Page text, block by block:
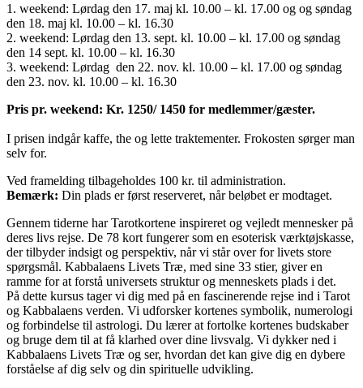
1. weekend: Lørdag den 17. maj kl. 10.00 – kl. 17.00 og og søndag
den 18. maj kl. 10.00 – kl. 16.30
2. weekend: Lørdag den 13. sept. kl. 10.00 – kl. 17.00 og søndag
den 14 sept. kl. 10.00 – kl. 16.30
3. weekend: Lørdag den 22. nov. kl. 10.00 – kl. 17.00 og søndag
den 23. nov. kl. 10.00 – kl. 16.30
Pris pr. weekend: Kr. 1250/ 1450 for medlemmer/gæster.
I prisen indgår kaffe, the og lette traktementer. Frokosten sørger man
selv for.
Ved framelding tilbageholdes 100 kr. til administration.
Bemærk: Din plads er først reserveret, når beløbet er modtaget.
Gennem tiderne har Tarotkortene inspireret og vejledt mennesker på
deres livs rejse. De 78 kort fungerer som en esoterisk værktøjskasse,
der tilbyder indsigt og perspektiv, når vi står over for livets store
spørgsmål. Kabbalaens Livets Træ, med sine 33 stier, giver en
ramme for at forstå universets struktur og menneskets plads i det.
På dette kursus tager vi dig med på en fascinerende rejse ind i Tarot
og Kabbalaens verden. Vi udforsker kortenes symbolik, numerologi
og forbindelse til astrologi. Du lærer at fortolke kortenes budskaber
og bruge dem til at få klarhed over dine livsvalg. Vi dykker ned i
Kabbalaens Livets Træ og ser, hvordan det kan give dig en dybere
forståelse af dig selv og din spirituelle udvikling.